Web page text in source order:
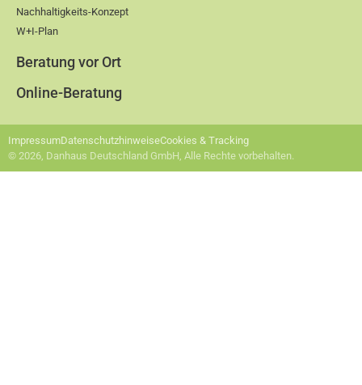
Nachhaltigkeits-Konzept
W+I-Plan
Beratung vor Ort
Online-Beratung
ImpressumDatenschutzhinweiseCookies & Tracking
© 2026, Danhaus Deutschland GmbH, Alle Rechte vorbehalten.